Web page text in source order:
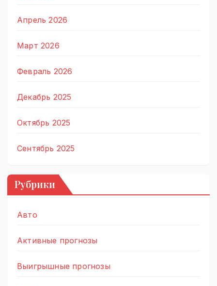
Апрель 2026
Март 2026
Февраль 2026
Декабрь 2025
Октябрь 2025
Сентябрь 2025
Рубрики
Авто
Активные прогнозы
Выигрышные прогнозы